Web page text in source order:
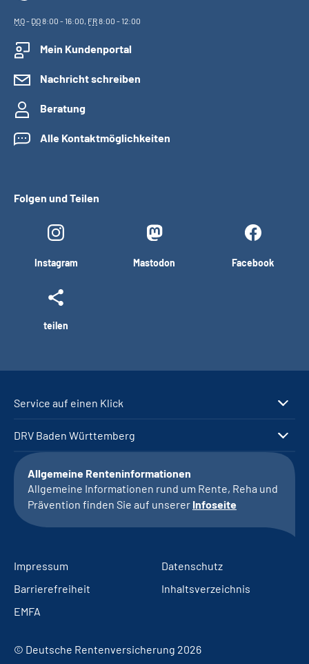
MO- DO8:00 - 16:00, FR8:00 - 12:00
Mein Kundenportal
Nachricht schreiben
Beratung
Alle Kontaktmöglichkeiten
Folgen und Teilen
Instagram Mastodon Facebook
teilen
Service auf einen Klick
DRV Baden Württemberg
Allgemeine Renteninformationen
Allgemeine Informationen rund um Rente, Reha und
Prävention finden Sie auf unserer Infoseite
Impressum
Datenschutz
Barrierefreiheit
Inhaltsverzeichnis
EMFA
© Deutsche Rentenversicherung 2026